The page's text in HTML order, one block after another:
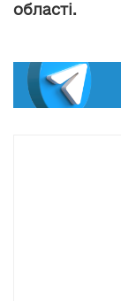
області.